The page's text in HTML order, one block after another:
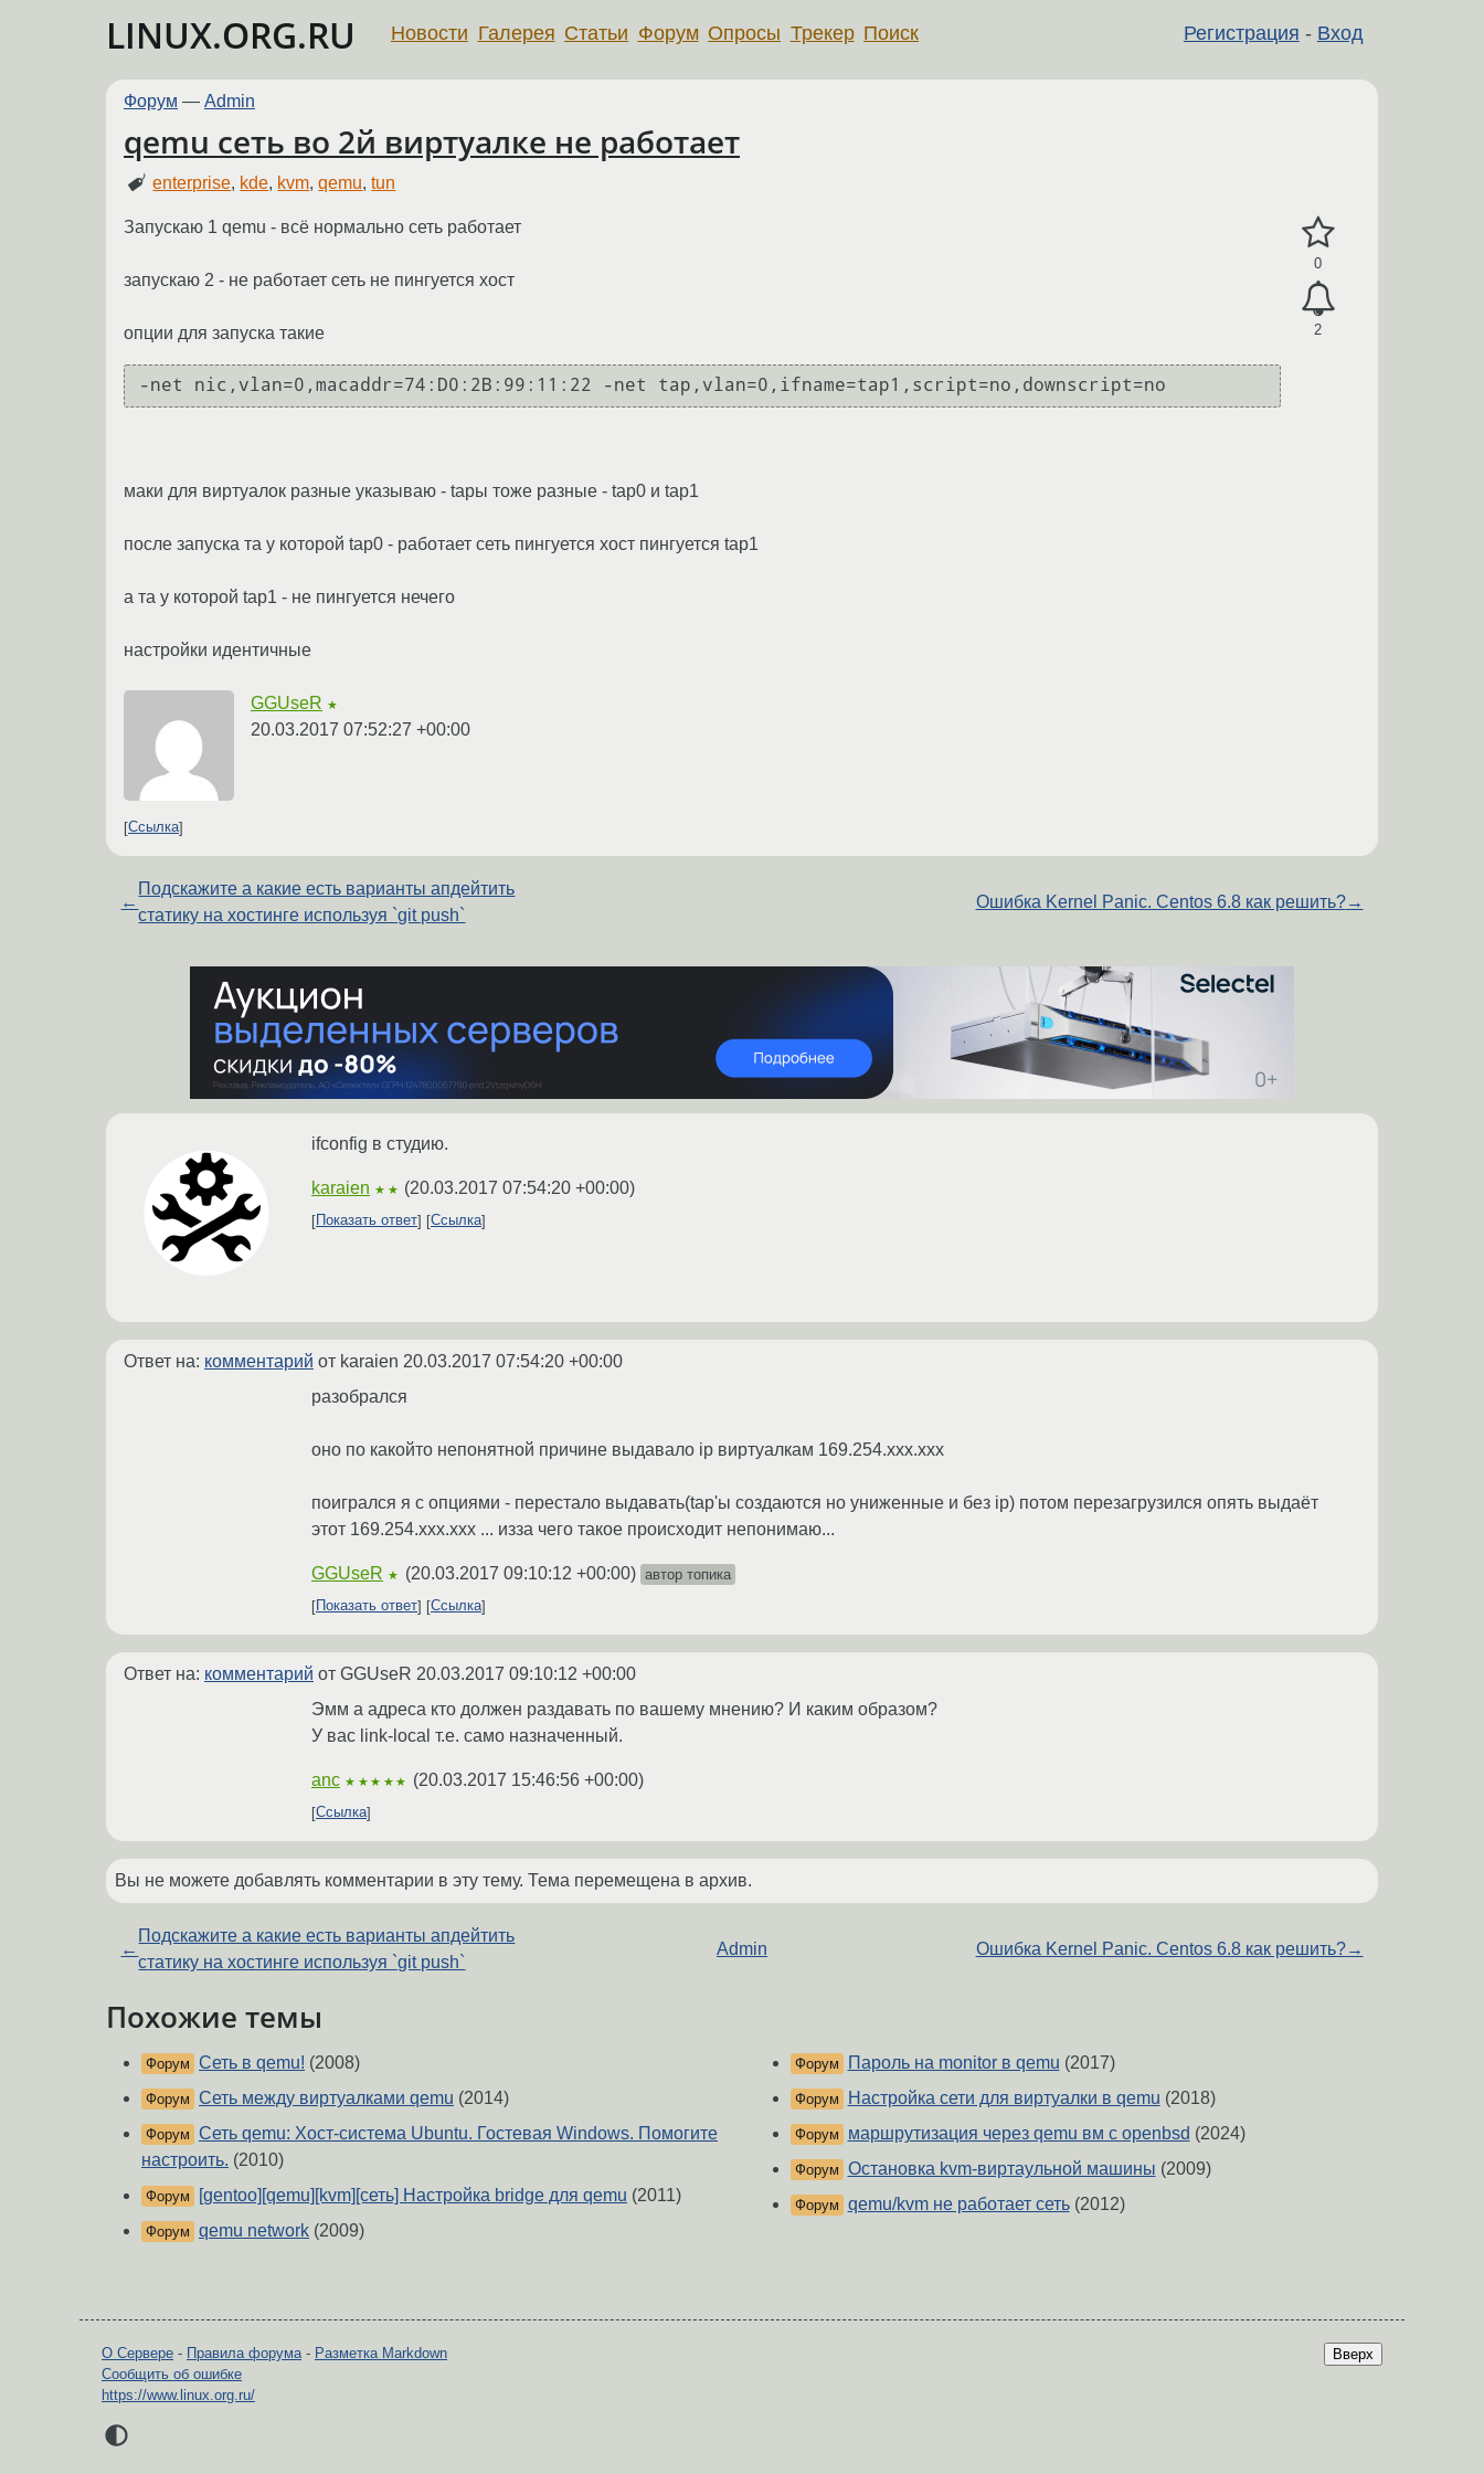
LINUX.ORG.RU Регистрация - Вход
Новости Галерея Статьи Форум Опросы Трекер Поиск
Форум — Admin
qemu сеть во 2й виртуалке не работает
enterprise, kde, kvm,qemu,tun
0
2
Запускаю 1 qemu - всё нормально сеть работает
запускаю 2 - не работает сеть не пингуется хост
опции для запуска такие
маки для виртуалок разные указываю - tapы тоже разные - tap0 и tap1
после запуска та у которой tap0 - работает сеть пингуется хост пингуется tap1
а та у которой tap1 - не пингуется нечего
настройки идентичные
GGUseR ★
20.03.2017 07:52:27 +00:00
Ссылка
←
Подскажите а какие есть варианты апдейтить
статику на хостинге используя `git push`
Ошибка Kernel Panic. Centos 6.8 как решить?→
ifconfig в студию.
karaien ★★ (20.03.2017 07:54:20 +00:00)
Показать ответ Ссылка
Ответ на: комментарий от karaien 20.03.2017 07:54:20 +00:00
разобрался
оно по какойто непонятной причине выдавало ip виртуалкам 169.254.xxx.xxx
поигрался я с опциями - перестало выдавать(tap'ы создаются но униженные и без ip) потом перезагрузился опять выдаёт
этот 169.254.xxx.xxx ... изза чего такое происходит непонимаю...
GGUseR ★ (20.03.2017 09:10:12 +00:00) автор топика
Показать ответ
Ссылка
Ответ на: комментарий от GGUseR 20.03.2017 09:10:12 +00:00
Эмм а адреса кто должен раздавать по вашему мнению? И каким образом?
У вас link-local т.е. само назначенный.
anc ★★★★★ (20.03.2017 15:46:56 +00:00)
Ссылка
Вы не можете добавлять комментарии в эту тему. Тема перемещена в архив.
←
Подскажите а какие есть варианты апдейтить
статику на хостинге используя `git push`
Admin Ошибка Kernel Panic. Centos 6.8 как решить?→
Похожие темы
Форум Сеть в qemu! (2008)
Форум Сеть между виртуалками qemu (2014)
Форум Сеть qemu: Хост-система Ubuntu. Гостевая Windows. Помогите
настроить. (2010)
Форум [gentoo][qemu][kvm][сеть] Настройка bridge для qemu (2011)
Форум qemu network (2009)
Форум Пароль на monitor в qemu (2017)
Форум Настройка сети для виртуалки в qemu (2018)
Форум маршрутизация через qemu вм c openbsd (2024)
Форум Остановка kvm-виртаульной машины (2009)
Форум qemu/kvm не работает сеть(2012)
Вверх
О Сервере - Правила форума- Разметка Markdown
Сообщить об ошибке
https://www.linux.org.ru/